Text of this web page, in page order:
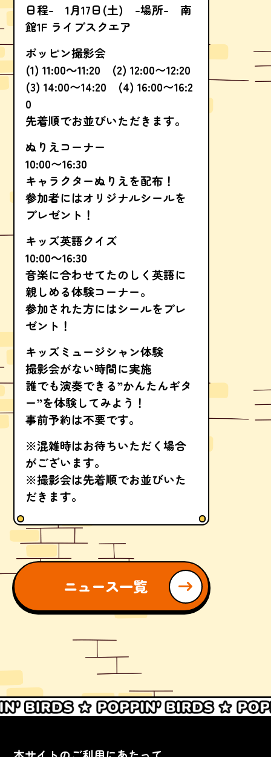
日程- 1月17日(土) -場所- 南
館1F ライブスクエア
ポッピン撮影会
(1) 11:00～11:20 (2) 12:00〜12:20
(3) 14:00〜14:20 (4) 16:00〜16:2
0
先着順でお並びいただきます。
ぬりえコーナー
10:00〜16:30
キャラクターぬりえを配布！
参加者にはオリジナルシールを
プレゼント！
キッズ英語クイズ
10:00～16:30
音楽に合わせてたのしく英語に
親しめる体験コーナー。
参加された方にはシールをプレ
ゼント！
キッズミュージシャン体験
撮影会がない時間に実施
誰でも演奏できる”かんたんギタ
ー”を体験してみよう！
事前予約は不要です。
※混雑時はお待ちいただく場合
がございます。
※撮影会は先着順でお並びいた
だきます。
ニュース一覧